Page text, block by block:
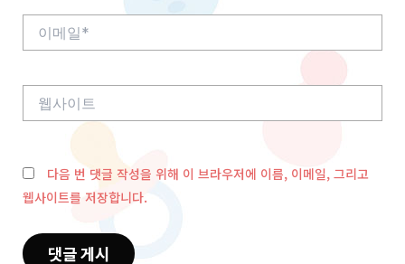
다음 번 댓글 작성을 위해 이 브라우저에 이름, 이메일, 그리고
웹사이트를 저장합니다.